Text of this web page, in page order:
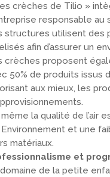
crèches de Tilio »
responsable au
structures utilisent des
afin d’assurer un
crèches proposent
50% de produits issus
aux mieux, les
la qualité de l’air
et une
matériaux.
et
de la petite